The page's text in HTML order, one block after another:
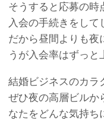
そうすると応募の時
入会の手続きをして
だから昼間よりも夜
うが入会率はずっと
結婚ビジネスのカラ
ぜひ夜の高層ビルか
なたをどんな気持ち